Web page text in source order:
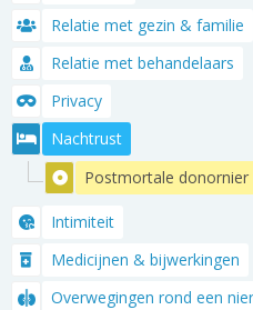
Relatie met gezin & familie
Relatie met behandelaars
Privacy
Nachtrust
Postmortale donornier
Intimiteit
Medicijnen & bijwerkingen
Overwegingen rond een